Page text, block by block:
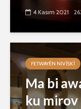
4 Kasım 2021
FETWAYÊN NIVÎSKÎ
Ma bi
ku mirov